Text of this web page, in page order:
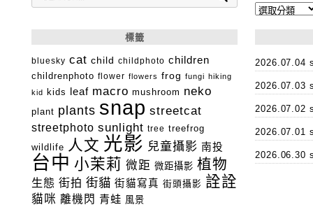
分
標籤
bluesky cat child childphoto children
childrenphoto flower flowers frog fungi hiking
kid
kids leaf macro mushroom neko
plant plants snap streetcat
streetphoto sunlight tree treefrog
wildlife 人文 光影 兒童攝影 南投
台中 小茉莉 微距 微距攝影 植物
生態 街拍 街貓 街貓寫真 街頭攝影 詮詮
貓咪 離機閃 青蛙 風景
2026.07.04
2026.07.03
2026.07.02
2026.07.01
2026.06.30